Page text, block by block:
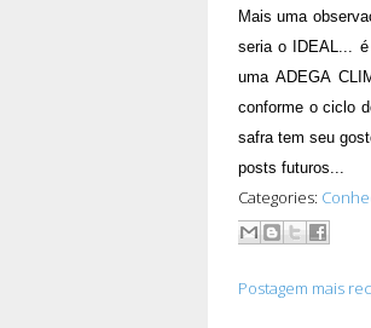
Mais uma
seria o IDEAL...
uma ADEGA
conforme o ciclo
safra tem seu
posts futuros...
Categories:
Postagem mais